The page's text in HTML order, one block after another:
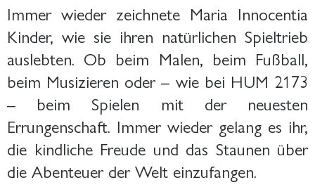
Immer wieder zeichnete Maria Innocentia
Kinder, wie sie ihren natürlichen Spieltrieb
auslebten. Ob beim Malen, beim Fußball,
beim Musizieren oder – wie bei HUM 2173
– beim Spielen mit der neuesten
Errungenschaft. Immer wieder gelang es ihr,
die kindliche Freude und das Staunen über
die Abenteuer der Welt einzufangen.